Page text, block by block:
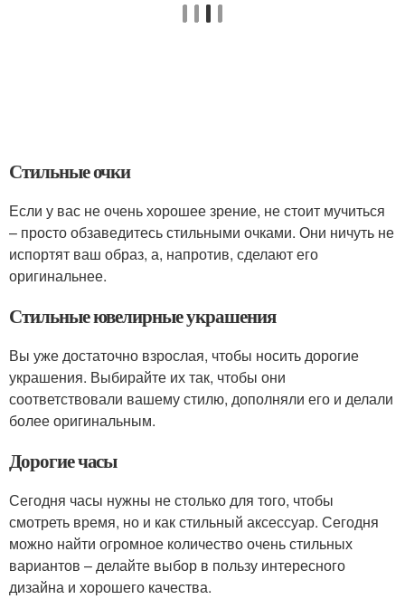
Стильные очки
Если у вас не очень хорошее зрение, не стоит мучиться
– просто обзаведитесь стильными очками. Они ничуть не
испортят ваш образ, а, напротив, сделают его
оригинальнее.
Стильные ювелирные украшения
Вы уже достаточно взрослая, чтобы носить дорогие
украшения. Выбирайте их так, чтобы они
соответствовали вашему стилю, дополняли его и делали
более оригинальным.
Дорогие часы
Сегодня часы нужны не столько для того, чтобы
смотреть время, но и как стильный аксессуар. Сегодня
можно найти огромное количество очень стильных
вариантов – делайте выбор в пользу интересного
дизайна и хорошего качества.